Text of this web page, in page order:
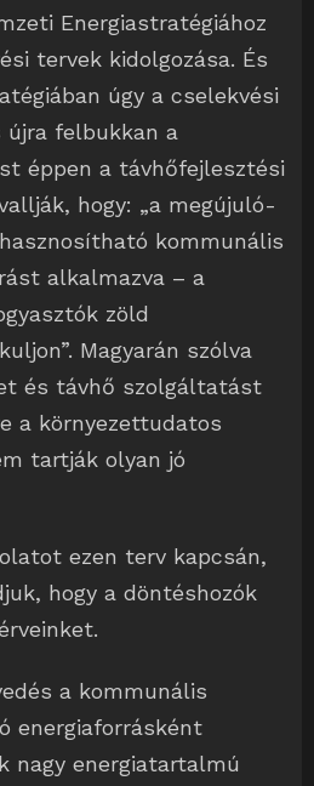
Energiastratégiához
tervek kidolgozása. És
úgy a cselekvési
újra felbukkan a
éppen a távhőfejlesztési
hogy: „a megújuló-
kommunális
alkalmazva – a
zöld
Magyarán szólva
és távhő szolgáltatást
a környezettudatos
tartják olyan jó
ezen terv kapcsán,
hogy a döntéshozók
a kommunális
energiaforrásként
nagy energiatartalmú